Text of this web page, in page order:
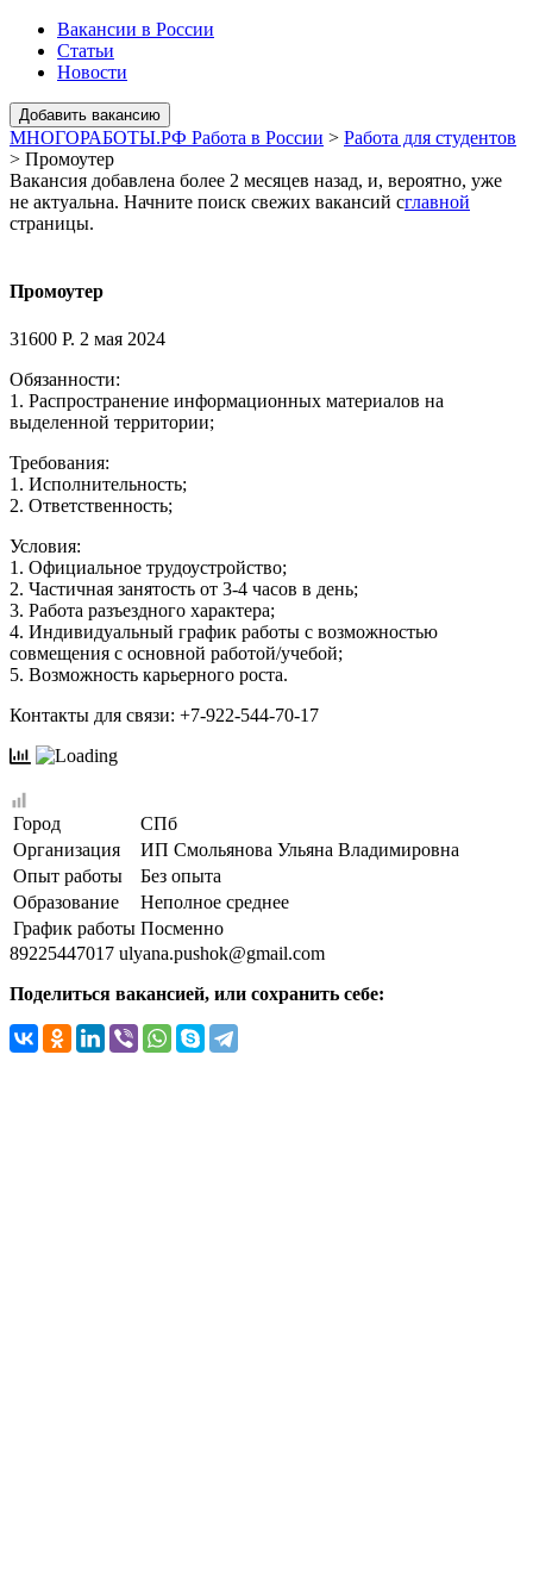
Вакансии в России
Статьи
Новости
МНОГОРАБОТЫ.РФ Работа в России > Работа для студентов
> Промоутер
Вакансия добавлена более 2 месяцев назад, и, вероятно, уже
не актуальна. Начните поиск свежих вакансий сглавной
страницы.
Промоутер
31600 Р. 2 мая 2024
Обязанности:
1. Распространение информационных материалов на
выделенной территории;
Требования:
1. Исполнительность;
2. Ответственность;
Условия:
1. Официальное трудоустройство;
2. Частичная занятость от 3-4 часов в день;
3. Работа разъездного характера;
4. Индивидуальный график работы с возможностью
совмещения с основной работой/учебой;
5. Возможность карьерного роста.
Контакты для связи: +7-922-544-70-17
Город
СПб
Организация
ИП Смольянова Ульяна Владимировна
Опыт работы
Без опыта
Образование
Неполное среднее
График работы Посменно
89225447017 ulyana.pushok@gmail.com
Поделиться вакансией, или сохранить себе: